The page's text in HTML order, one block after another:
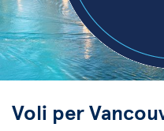
Voli per